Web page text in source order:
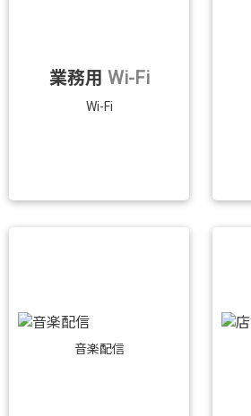
業務用 Wi-Fi
Wi-Fi
音楽配信